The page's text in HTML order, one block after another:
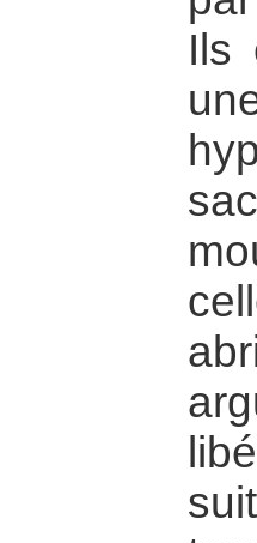
Ils